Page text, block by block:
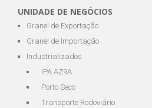
UNIDADE DE NEGÓCIOS
Granel de Exportação
Granel de Importação
Industrializados
IPA AZ9A
Porto Seco
Transporte Rodoviário